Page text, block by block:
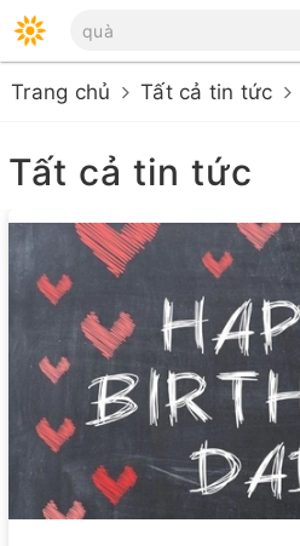
Trang chủ Tất cả tin tức
Tất cả tin tức